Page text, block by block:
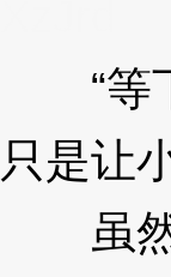
“等下
只是让
虽然